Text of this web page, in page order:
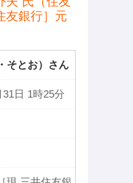
友銀行］元
そとお）さん
31日 1時25分